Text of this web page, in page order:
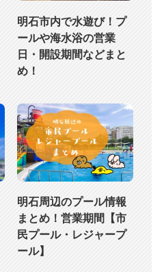
明石市内で水遊び！プ
ールや海水浴の営業
日・開設期間などまと
め！
明石周辺のプール情報
まとめ！営業期間【市
民プール・レジャープ
ール】